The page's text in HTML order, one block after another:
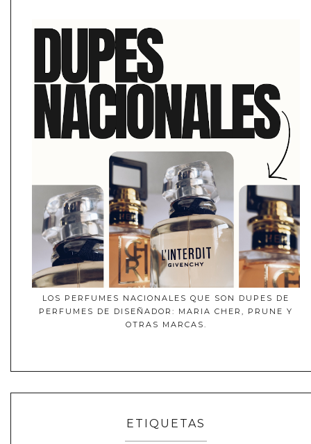
LOS PERFUMES NACIONALES QUE SON DUPES DE
PERFUMES DE DISEÑADOR: MARIA CHER, PRUNE Y
OTRAS MARCAS.
ETIQUETAS